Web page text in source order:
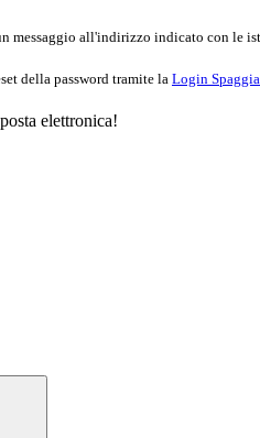
messaggio all'indirizzo indicato con le
della password tramite la Login
elettronica!